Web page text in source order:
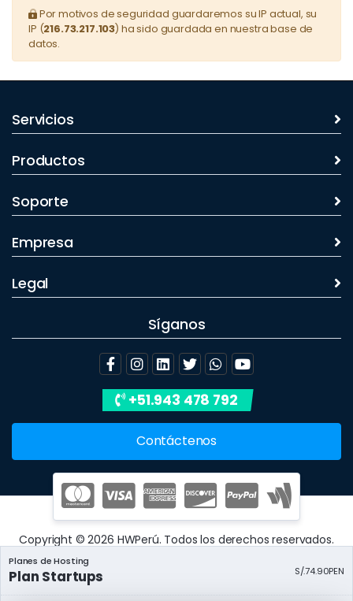
Por motivos de seguridad guardaremos su IP actual, su
IP (216.73.217.103) ha sido guardada en nuestra base de
datos.
Planes de Hosting
Plan Startups S/.74.90PEN
Servicios
Productos
Soporte
Empresa
Legal
Síganos
+51.943 478 792
Contáctenos
Copyright © 2026 HWPerú. Todos los derechos reservados.